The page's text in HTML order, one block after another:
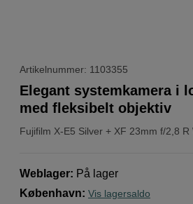
Artikelnummer: 1103355
Fujifilm X-E5 Silver + XF 23mm f/2,8 R
Elegant systemkamera i
med fleksibelt objektiv
Weblager: På lager
København: Vis lagersaldo